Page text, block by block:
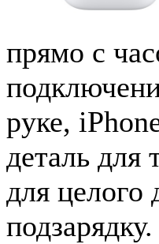
прямо с
руке,
деталь для
для целого
подзарядку.